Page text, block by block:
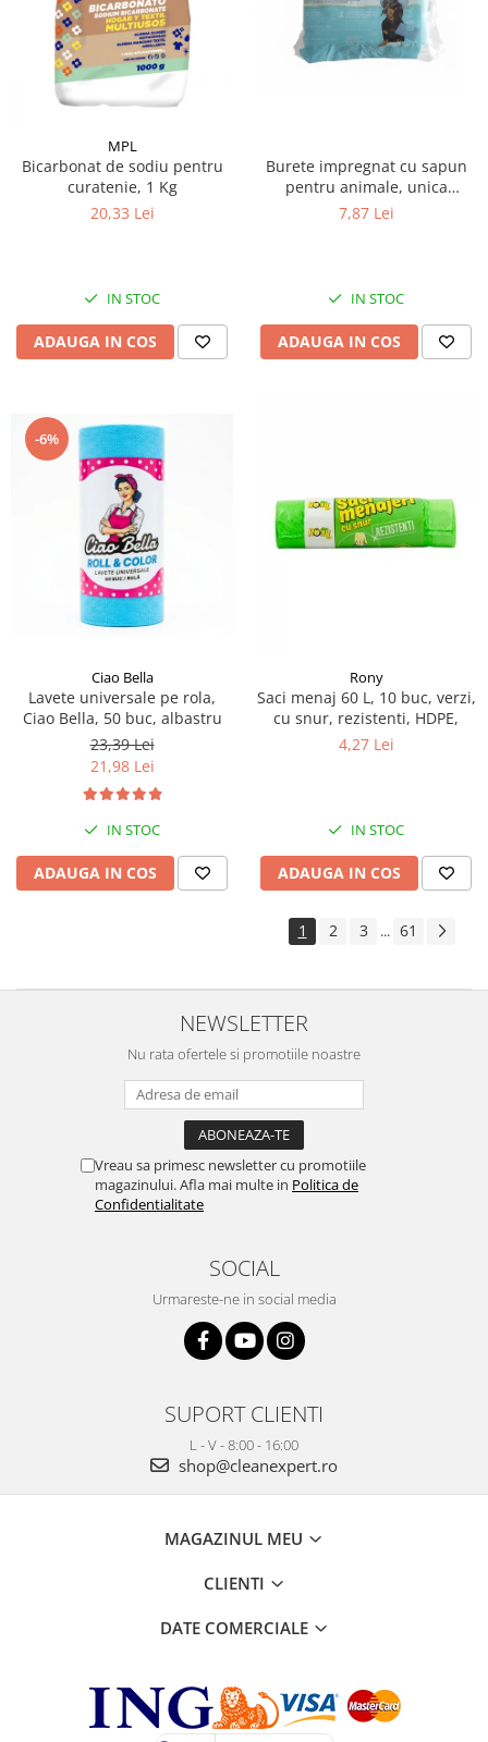
MPL
Bicarbonat de sodiu pentru
curatenie, 1 Kg
20,33 Lei
IN STOC
ADAUGA IN COS
Burete impregnat cu sapun
pentru animale, unica
folosinta,10 buc/ pachet
7,87 Lei
IN STOC
ADAUGA IN COS
-6%
Ciao Bella
Lavete universale pe rola,
Ciao Bella, 50 buc, albastru
23,39 Lei
21,98 Lei
IN STOC
ADAUGA IN COS
Rony
Saci menaj 60 L, 10 buc, verzi,
cu snur, rezistenti, HDPE,
4,27 Lei
IN STOC
ADAUGA IN COS
1 2 3 ... 61
NEWSLETTER
Nu rata ofertele si promotiile noastre
Vreau sa primesc newsletter cu promotiile
magazinului. Afla mai multe in Politica de
Confidentialitate
SOCIAL
Urmareste-ne in social media
SUPORT CLIENTI
L - V - 8:00 - 16:00
shop@cleanexpert.ro
MAGAZINUL MEU
CLIENTI
DATE COMERCIALE